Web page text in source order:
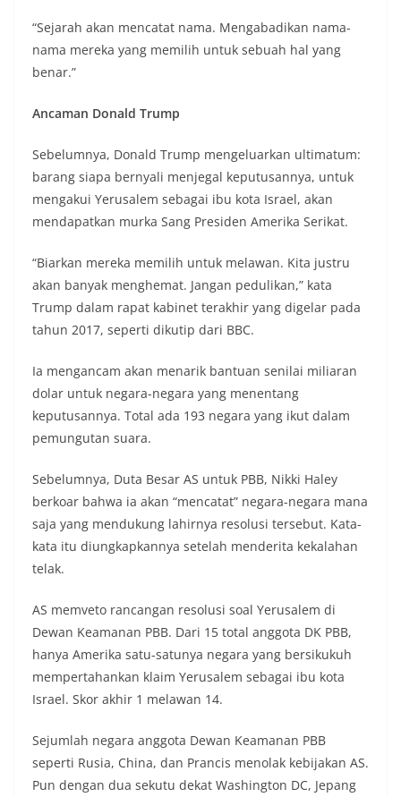
“Sejarah akan mencatat nama. Mengabadikan nama-
nama mereka yang memilih untuk sebuah hal yang
benar.”
Ancaman Donald Trump
Sebelumnya, Donald Trump mengeluarkan ultimatum:
barang siapa bernyali menjegal keputusannya, untuk
mengakui Yerusalem sebagai ibu kota Israel, akan
mendapatkan murka Sang Presiden Amerika Serikat.
“Biarkan mereka memilih untuk melawan. Kita justru
akan banyak menghemat. Jangan pedulikan,” kata
Trump dalam rapat kabinet terakhir yang digelar pada
tahun 2017, seperti dikutip dari BBC.
Ia mengancam akan menarik bantuan senilai miliaran
dolar untuk negara-negara yang menentang
keputusannya. Total ada 193 negara yang ikut dalam
pemungutan suara.
Sebelumnya, Duta Besar AS untuk PBB, Nikki Haley
berkoar bahwa ia akan “mencatat” negara-negara mana
saja yang mendukung lahirnya resolusi tersebut. Kata-
kata itu diungkapkannya setelah menderita kekalahan
telak.
AS memveto rancangan resolusi soal Yerusalem di
Dewan Keamanan PBB. Dari 15 total anggota DK PBB,
hanya Amerika satu-satunya negara yang bersikukuh
mempertahankan klaim Yerusalem sebagai ibu kota
Israel. Skor akhir 1 melawan 14.
Sejumlah negara anggota Dewan Keamanan PBB
seperti Rusia, China, dan Prancis menolak kebijakan AS.
Pun dengan dua sekutu dekat Washington DC, Jepang